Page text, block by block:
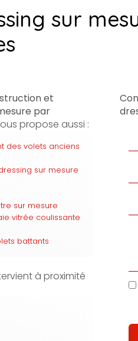
sur
et
par
propose aussi :
des volets anciens
sur mesure
sur mesure
vitrée coulissante
battants
à proximité